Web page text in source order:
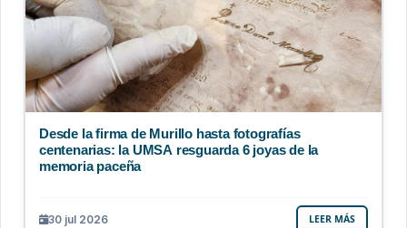
Desde la firma de Murillo hasta fotografías
centenarias: la UMSA resguarda 6 joyas de la
memoria paceña
30 jul 2026 LEER MÁS